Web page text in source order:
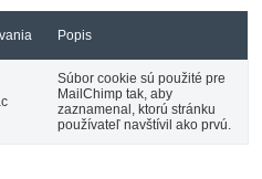
Popis
Súbor cookie sú použité pre
MailChimp tak, aby
zaznamenal, ktorú stránku
používateľ navštívil ako prvú.